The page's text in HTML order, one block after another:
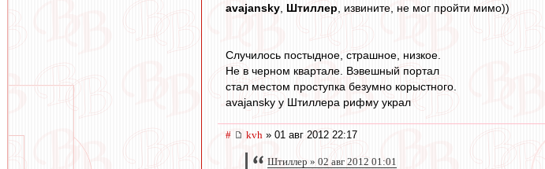
avajansky Штиллер , извините, не мог пройти мимо))
Случилось постыдное, страшное, низкое.
Не в черном квартале. Вэвешный портал
стал местом проступка безумно корыстного.
avajansky у Штиллера рифму украл
# kvh » 01 авг 2012 22:17
Штиллер » 02 авг 2012 01:01